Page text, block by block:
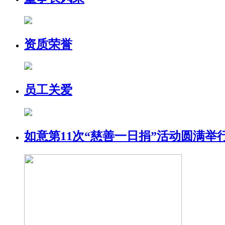
资质荣誉
员工关爱
如意第11次“慈善一日捐”活动圆满举